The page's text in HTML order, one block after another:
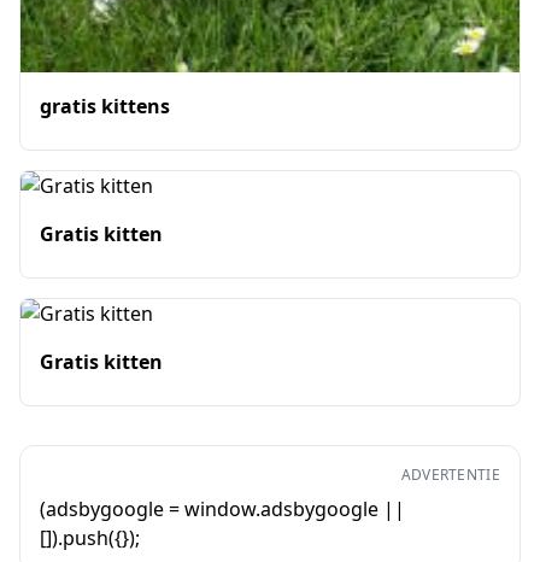
gratis kittens
Gratis kitten
Gratis kitten
ADVERTENTIE
(adsbygoogle = window.adsbygoogle ||
[]).push({});